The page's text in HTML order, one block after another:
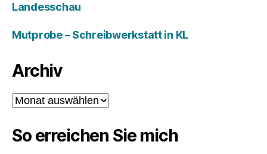
Landesschau
Mutprobe – Schreibwerkstatt in KL
Archiv
Archiv
So erreichen Sie mich